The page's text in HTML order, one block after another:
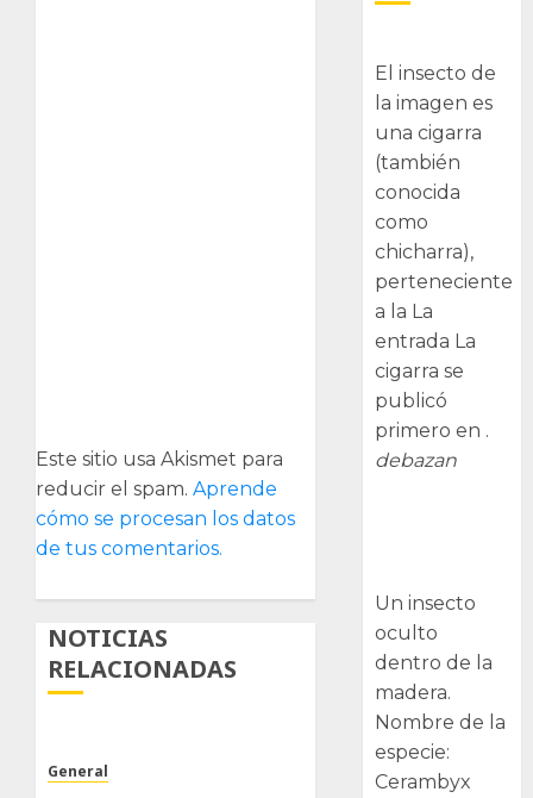
Este sitio usa Akismet para
reducir el spam. Aprende
cómo se procesan los datos
de tus comentarios.
NOTICIAS
RELACIONADAS
General
El insecto de
la imagen es
una cigarra
(también
conocida
como
chicharra),
perteneciente
a la La
entrada La
cigarra se
publicó
primero en .
debazan
Un insecto
oculto
dentro de la
madera.
Nombre de la
especie:
Cerambyx